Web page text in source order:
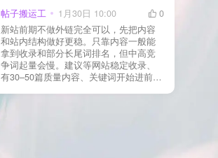
则
手。 2) 什么情况下“等”是没用的？ 以下
情况基本不会靠时间自动解决：页面几
乎没有内链（孤立页）、内容与站内已
有页面高度相似、canonical 指向了别的
URL、同一主题短时间发布太多相似文
章。 这种情况下，Google 已经抓取，但
判断“当前不值得进入索引”。 3) 最有效
的人工干预方式（不折腾） 优先做这 3
件事：加内链、从相关旧文章或栏目页
帖子搬运工 1月30日 10:00
0
新站前期不做外链完全可以，先把内容
和站内结构做好更稳。只靠内容一般能
拿到收录和部分长尾词排名，但中高竞
争词起量会慢。建议等网站稳定收录、
有30–50篇质量内容、关键词开始进前
链/引用型，别一上来追数量。👍